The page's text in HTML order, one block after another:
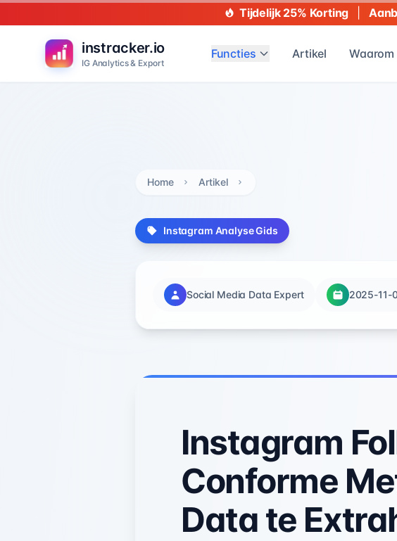
Tijdelijk 25% Korting
instracker.io
IG Analytics & Export
Functies Artikel
Home Artikel
Instagram Analyse Gids
Social Media Data Expert 2025-11-
Instagram
Conforme
Data te